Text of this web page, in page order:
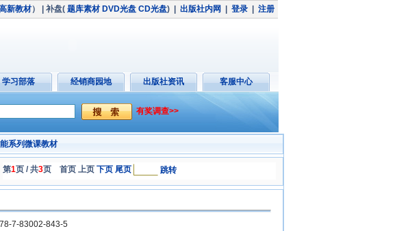
新教材） | 补盘( 题库素材 DVD光盘 CD光盘) 出版社内网 登录 注册
学习部落 经销商园地 出版社资讯 客服中心
有奖调查>>
系列微课教材
第1页 / 共3页 首页 上页 下页 尾页 跳转
7-83002-843-5